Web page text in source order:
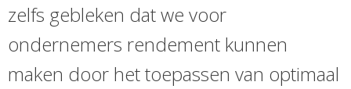
zelfs gebleken dat we voor
ondernemers rendement kunnen
maken door het toepassen van optimaal